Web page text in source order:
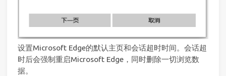
设置Microsoft Edge的默认主页和会话超时时间。会话超
时后会强制重启Microsoft Edge，同时删除一切浏览数
据。